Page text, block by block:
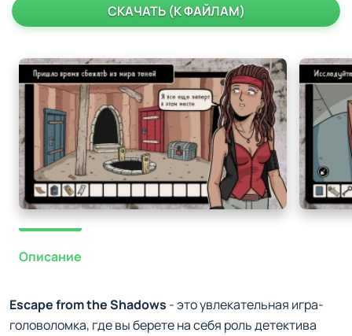
СКАЧАТЬ (К ФАЙЛАМ)
Описание
Escape from the Shadows - это увлекательная игра-
головоломка, где вы берете на себя роль детектива